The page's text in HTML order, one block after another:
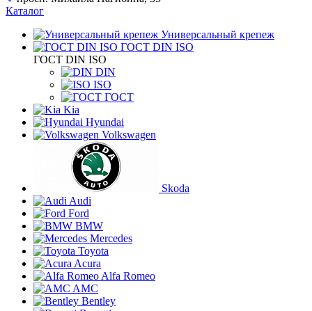
Каталог
Универсальный крепеж
ГОСТ DIN ISO
ГОСТ DIN ISO
DIN
ISO
ГОСТ
Kia
Hyundai
Volkswagen
Skoda
Audi
Ford
BMW
Mercedes
Toyota
Acura
Alfa Romeo
AMC
Bentley